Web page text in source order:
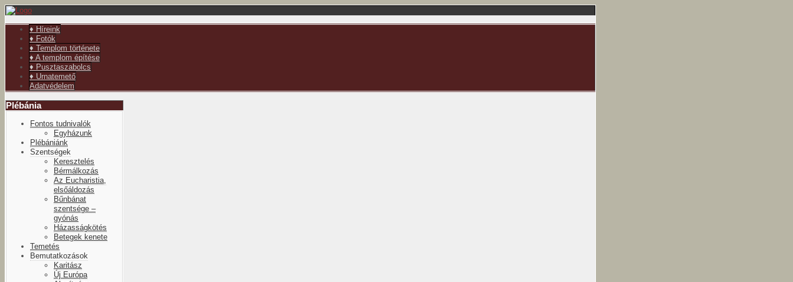
♦ Híreink
♦ Fotók
♦ Templom története
♦ A templom építése
♦ Pusztaszabolcs
♦ Urnatemető
Adatvédelem
Plébánia
Fontos tudnivalók
Egyházunk
Plébániánk
Szentségek
Keresztelés
Bérmálkozás
Az Eucharistia,
elsőáldozás
Bűnbánat
szentsége –
gyónás
Házasságkötés
Betegek kenete
Temetés
Bemutatkozások
Karitász
Új Európa
év
hónap
év
hónap